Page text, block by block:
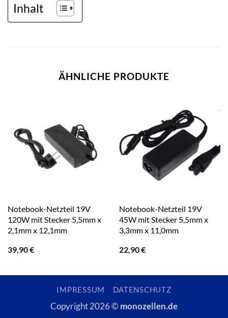
Inhalt
ÄHNLICHE PRODUKTE
Notebook-Netzteil 19V
120W mit Stecker 5,5mm x
2,1mm x 12,1mm
39,90€
Notebook-Netzteil 19V
45W mit Stecker 5,5mm x
3,3mm x 11,0mm
22,90€
IMPRESSUM DATENSCHUTZ
Copyright 2026 © monozellen.de